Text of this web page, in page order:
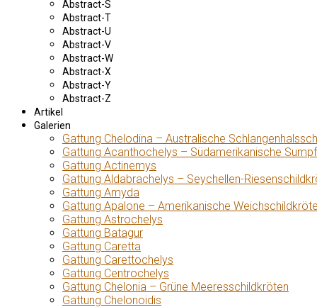
Abstract-S
Abstract-T
Abstract-U
Abstract-V
Abstract-W
Abstract-X
Abstract-Y
Abstract-Z
Artikel
Galerien
Gattung Chelodina – Australische
Gattung Acanthochelys – Südamerikanische
Gattung Actinemys
Gattung Aldabrachelys – Seychellen-
Gattung Amyda
Gattung Apalone – Amerikanische
Gattung Astrochelys
Gattung Batagur
Gattung Caretta
Gattung Carettochelys
Gattung Centrochelys
Gattung Chelonia – Grüne Meeresschildkröten
Gattung Chelonoidis